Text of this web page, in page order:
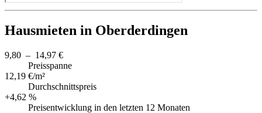
Hausmieten in Oberderdingen
9,80 – 14,97 €
Preisspanne
12,19 €/m²
Durchschnittspreis
+4,62 %
Preisentwicklung in den letzten 12 Monaten